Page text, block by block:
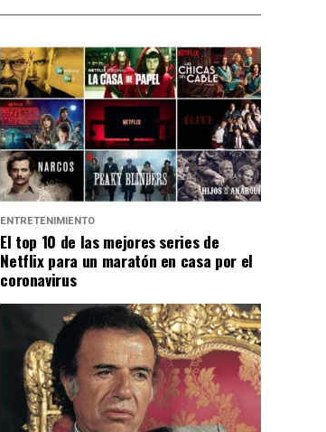
ENTRETENIMIENTO
El top 10 de las mejores series de
Netflix para un maratón en casa por el
coronavirus